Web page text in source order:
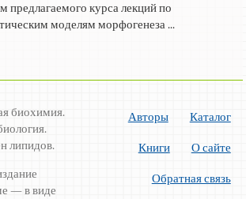
предлагаемого курса лекций по
моделям морфогенеза ...
биохимия.
липидов.
— в виде
Авторы Каталог
Книги О сайте
Обратная связь